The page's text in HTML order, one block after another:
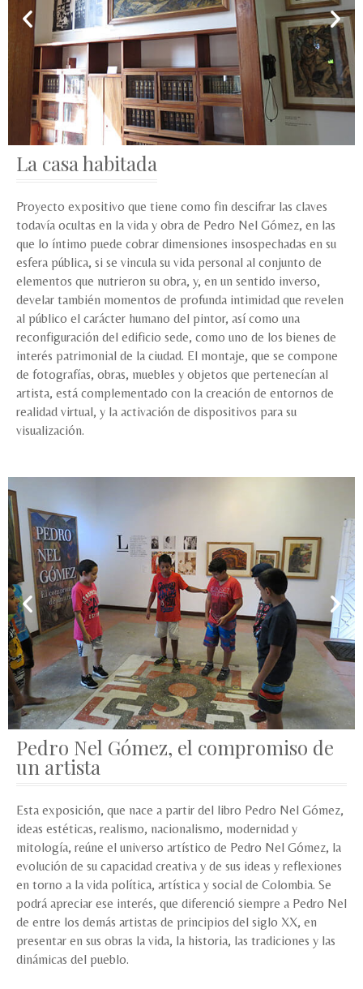
La casa habitada
Proyecto expositivo que tiene como fin descifrar las claves
todavía ocultas en la vida y obra de Pedro Nel Gómez, en las
que lo íntimo puede cobrar dimensiones insospechadas en su
esfera pública, si se vincula su vida personal al conjunto de
elementos que nutrieron su obra, y, en un sentido inverso,
develar también momentos de profunda intimidad que revelen
al público el carácter humano del pintor, así como una
reconfiguración del edificio sede, como uno de los bienes de
interés patrimonial de la ciudad. El montaje, que se compone
de fotografías, obras, muebles y objetos que pertenecían al
artista, está complementado con la creación de entornos de
realidad virtual, y la activación de dispositivos para su
visualización.
Pedro Nel Gómez, el compromiso de
un artista
Esta exposición, que nace a partir del libro Pedro Nel Gómez,
ideas estéticas, realismo, nacionalismo, modernidad y
mitología, reúne el universo artístico de Pedro Nel Gómez, la
evolución de su capacidad creativa y de sus ideas y reflexiones
en torno a la vida política, artística y social de Colombia. Se
podrá apreciar ese interés, que diferenció siempre a Pedro Nel
de entre los demás artistas de principios del siglo XX, en
presentar en sus obras la vida, la historia, las tradiciones y las
dinámicas del pueblo.